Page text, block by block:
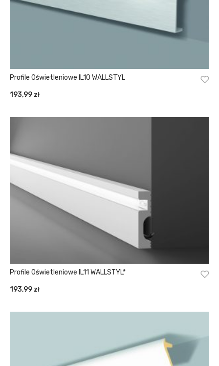
Profile Oświetleniowe IL10 WALLSTYL
193,99 zł
Profile Oświetleniowe IL11 WALLSTYL*
193,99 zł